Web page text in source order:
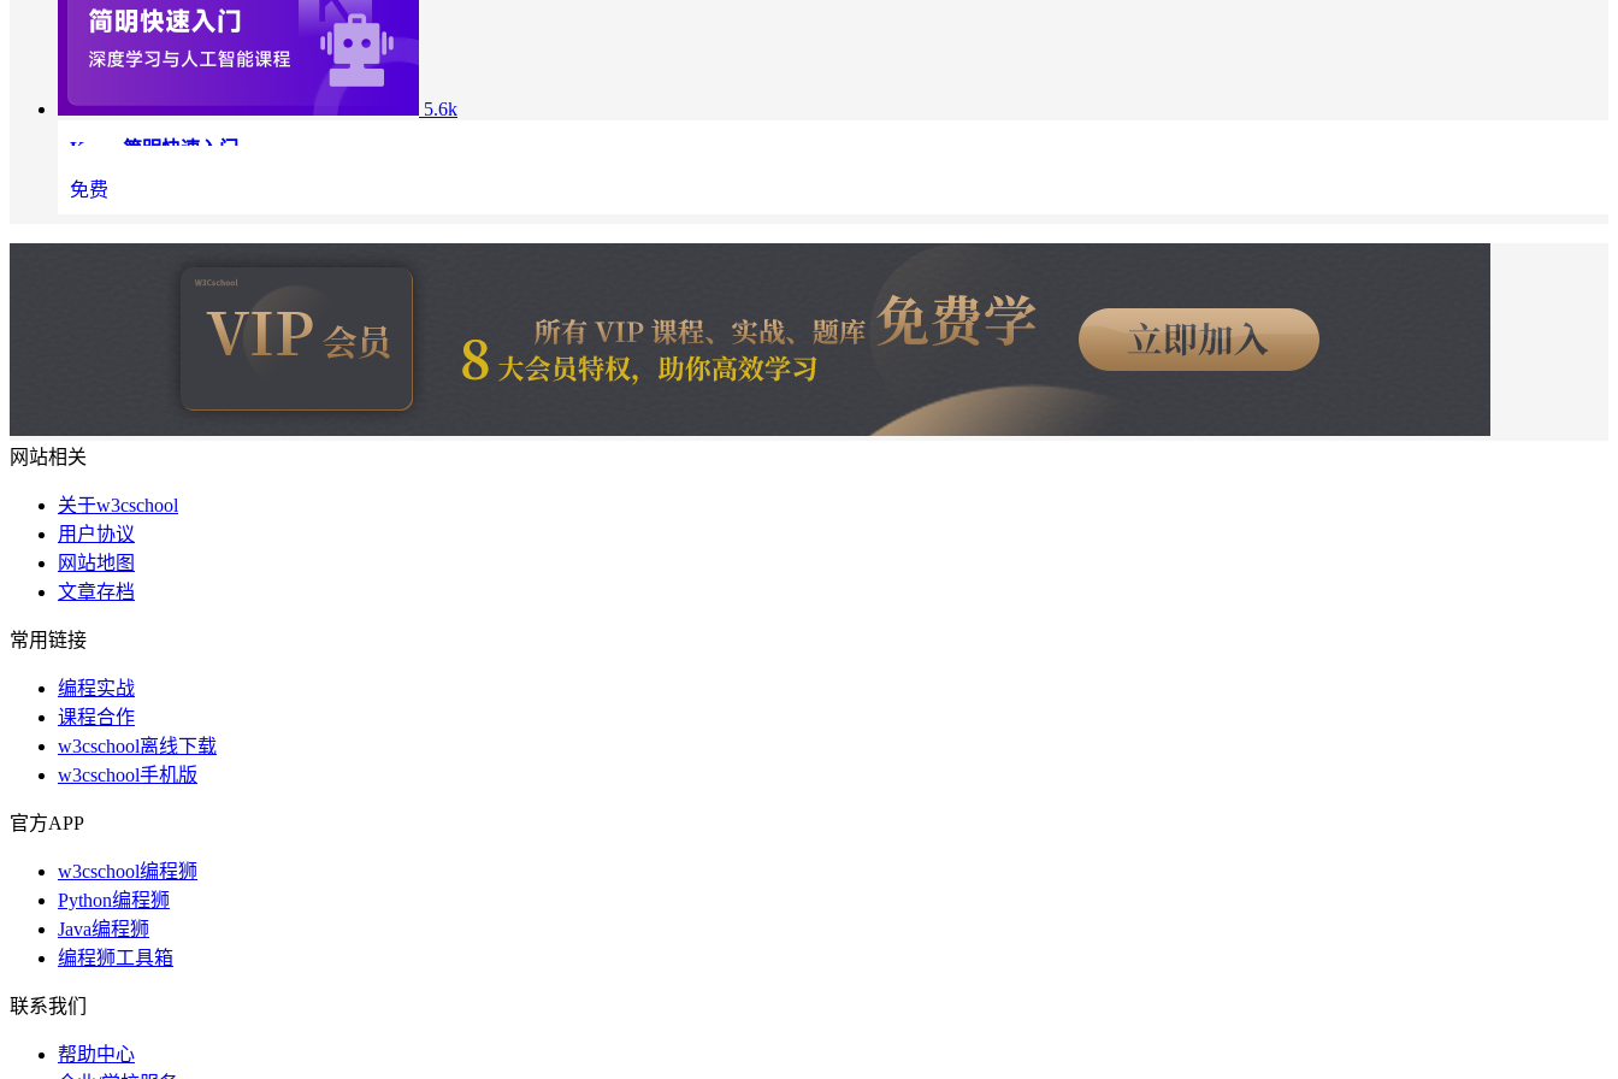
5.6k
Keras 简明快速入门
本课程是 Keras 深度学习的简明快速教程。
免费
网站相关
关于w3cschool
用户协议
网站地图
文章存档
常用链接
编程实战
课程合作
w3cschool离线下载
w3cschool手机版
官方APP
w3cschool编程狮
Python编程狮
Java编程狮
编程狮工具箱
联系我们
帮助中心